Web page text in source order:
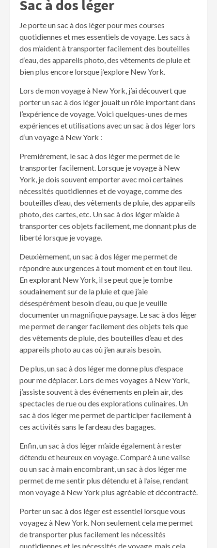
Sac à dos léger
Je porte un sac à dos léger pour mes courses
quotidiennes et mes essentiels de voyage. Les sacs à
dos m’aident à transporter facilement des bouteilles
d’eau, des appareils photo, des vêtements de pluie et
bien plus encore lorsque j’explore New York.
Lors de mon voyage à New York, j’ai découvert que
porter un sac à dos léger jouait un rôle important dans
l’expérience de voyage. Voici quelques-unes de mes
expériences et utilisations avec un sac à dos léger lors
d’un voyage à New York :
Premièrement, le sac à dos léger me permet de le
transporter facilement. Lorsque je voyage à New
York, je dois souvent emporter avec moi certaines
nécessités quotidiennes et de voyage, comme des
bouteilles d’eau, des vêtements de pluie, des appareils
photo, des cartes, etc. Un sac à dos léger m’aide à
transporter ces objets facilement, me donnant plus de
liberté lorsque je voyage.
Deuxièmement, un sac à dos léger me permet de
répondre aux urgences à tout moment et en tout lieu.
En explorant New York, il se peut que je tombe
soudainement sur de la pluie et que j’aie
désespérément besoin d’eau, ou que je veuille
documenter un magnifique paysage. Le sac à dos léger
me permet de ranger facilement des objets tels que
des vêtements de pluie, des bouteilles d’eau et des
appareils photo au cas où j’en aurais besoin.
De plus, un sac à dos léger me donne plus d’espace
pour me déplacer. Lors de mes voyages à New York,
j’assiste souvent à des événements en plein air, des
spectacles de rue ou des explorations culinaires. Un
sac à dos léger me permet de participer facilement à
ces activités sans le fardeau des bagages.
Enfin, un sac à dos léger m’aide également à rester
détendu et heureux en voyage. Comparé à une valise
ou un sac à main encombrant, un sac à dos léger me
permet de me sentir plus détendu et à l’aise, rendant
mon voyage à New York plus agréable et décontracté.
Porter un sac à dos léger est essentiel lorsque vous
voyagez à New York. Non seulement cela me permet
de transporter plus facilement les nécessités
quotidiennes et les nécessités de voyage, mais cela